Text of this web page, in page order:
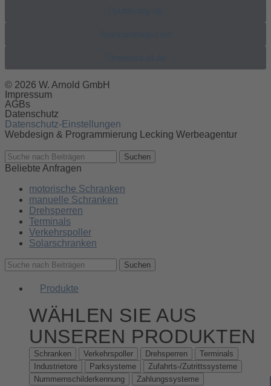
© 2026 W. Arnold GmbH
Impressum
AGBs
Datenschutz
Datenschutz-Einstellungen
Webdesign & Programmierung Lecking Werbeagentur
Suchen
Beliebte Anfragen
motorische Schranken
manuelle Schranken
Drehsperren
Terminals
Verkehrspoller
Solarschranken
Suchen
Produkte
WÄHLEN SIE AUS
UNSEREN PRODUKTEN
Schranken Verkehrspoller Drehsperren
Terminals
Industrietore
Parksysteme
Zufahrts-/Zutrittssysteme
Nummernschilderkennung
Zahlungssysteme